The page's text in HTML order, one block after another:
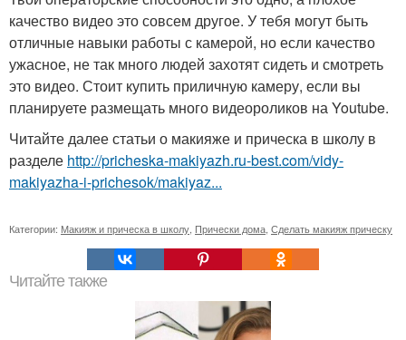
качество видео это совсем другое. У тебя могут быть
отличные навыки работы с камерой, но если качество
ужасное, не так много людей захотят сидеть и смотреть
это видео. Стоит купить приличную камеру, если вы
планируете размещать много видеороликов на Youtube.
Читайте далее статьи о макияже и прическа в школу в
разделе http://pricheska-makiyazh.ru-best.com/vidy-
makiyazha-i-prichesok/makiyaz...
Категории: Макияж и прическа в школу Прически дома Сделать макияж прическу
Читайте также